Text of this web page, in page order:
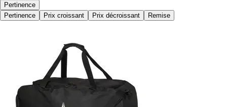
Pertinence
Pertinence
Prix croissant Prix décroissant Remise